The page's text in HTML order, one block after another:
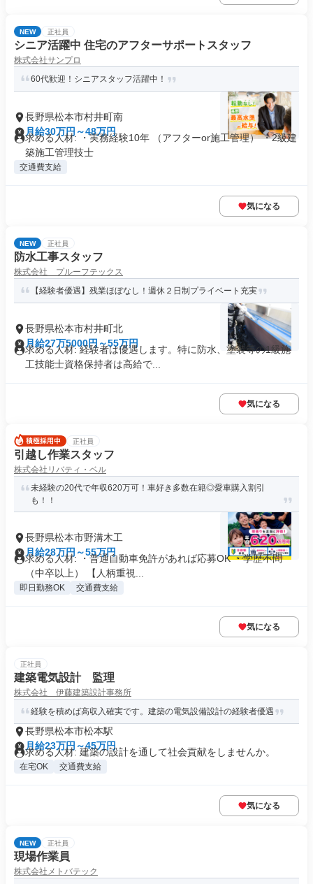
NEW 正社員
シニア活躍中 住宅のアフターサポートスタッフ
株式会社サンプロ
60代歓迎！シニアスタッフ活躍中！
長野県松本市村井町南
月給30万円～48万円
求める人材: ・実務経験10年 （アフターor施工管理） ・2級建
築施工管理技士
交通費支給
気になる
NEW 正社員
防水工事スタッフ
株式会社 プルーフテックス
【経験者優遇】残業ほぼなし！週休２日制プライベート充実
長野県松本市村井町北
月給27万5000円～55万円
求める人材: 経験者は優遇します。特に防水、塗装等の1級施
工技能士資格保持者は高給で...
気になる
正社員
引越し作業スタッフ
株式会社リバティ・ベル
未経験の20代で年収620万可！車好き多数在籍◎愛車購入割引
も！！
長野県松本市野溝木工
月給28万円～55万円
求める人材: ・普通自動車免許があれば応募OK ・学歴不問
（中卒以上） 【人柄重視...
即日勤務OK 交通費支給
気になる
正社員
建築電気設計 監理
株式会社 伊藤建築設計事務所
経験を積めば高収入確実です。建築の電気設備設計の経験者優遇
長野県松本市松本駅
月給23万円～45万円
求める人材: 建築の設計を通して社会貢献をしませんか。
在宅OK 交通費支給
気になる
NEW 正社員
現場作業員
株式会社メトバテック